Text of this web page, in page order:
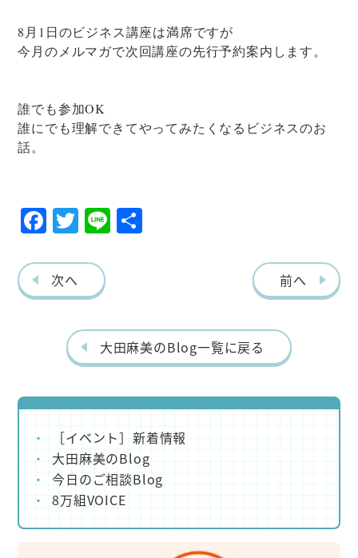
8月1日のビジネス講座は満席ですが
今月のメルマガで次回講座の先行予約案内します。
誰でも参加OK
誰にでも理解できてやってみたくなるビジネスのお
話。
F
eb
o
T
itt
er
Li
次へ 前へ
大田麻美のBlog一覧に戻る
［イベント］新着情報
大田麻美のBlog
今日のご相談Blog
8万組VOICE